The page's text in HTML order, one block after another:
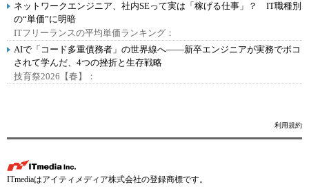
ネットワークエンジニア、社内SEって実は「稼げる仕事」？ IT職種別
の“単価”に明暗
ITフリーランスの平均単価ランキング：
AIで「コード多重債務者」の世界線へ――新卒エンジニアが実務でボコ
されて学んだ、4つの挫折と生存戦略
技育祭2026【春】：
利用規約
ITmediaはアイティメディア株式会社の登録商標です。